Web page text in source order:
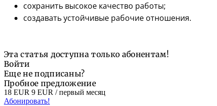
сохранить высокое качество работы;
создавать устойчивые рабочие отношения.
Эта статья доступна только абонентам!
Войти
Еще не подписаны?
Пробное предложение
18 EUR 9 EUR / первый месяц
Абонировать!